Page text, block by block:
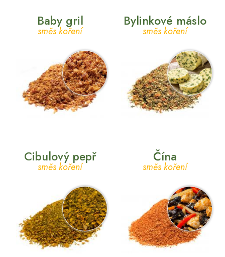
Baby gril
směs koření
Bylinkové máslo
směs koření
Cibulový pepř
směs koření
Čína
směs koření